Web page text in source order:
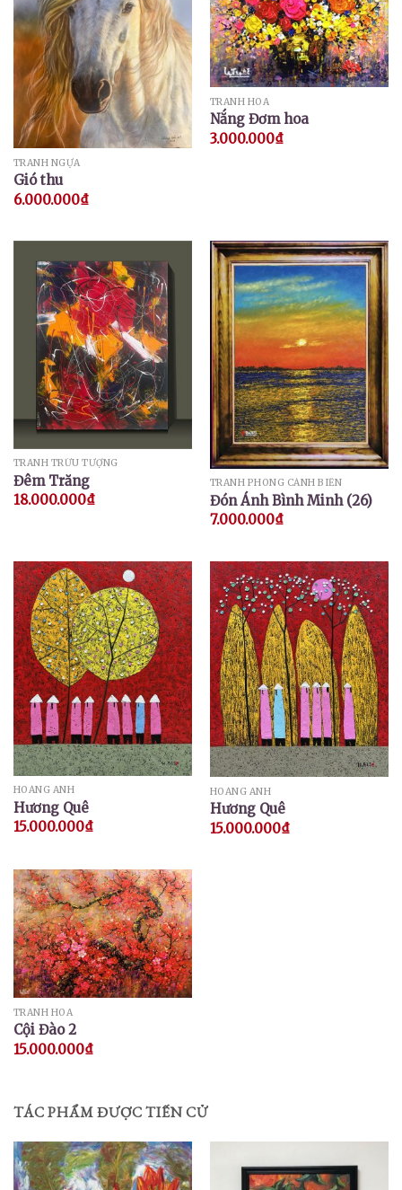
TRANH NGỰA
Gió thu
6.000.000₫
TRANH HOA
Nắng Đơm hoa
3.000.000₫
TRANH TRỪU TƯỢNG
Đêm Trăng
18.000.000₫
TRANH PHONG CẢNH BIỂN
Đón Ánh Bình Minh (26)
7.000.000₫
HOÀNG ANH
Hương Quê
15.000.000₫
HOÀNG ANH
Hương Quê
15.000.000₫
TRANH HOA
Cội Đào 2
15.000.000₫
TÁC PHẨM ĐƯỢC TIẾN CỬ